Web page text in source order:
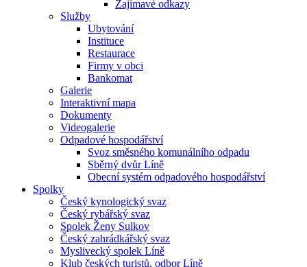
Zajímavé odkazy
Služby
Ubytování
Instituce
Restaurace
Firmy v obci
Bankomat
Galerie
Interaktivní mapa
Dokumenty
Videogalerie
Odpadové hospodářství
Svoz směsného komunálního odpadu
Sběrný dvůr Líně
Obecní systém odpadového hospodářství
Spolky
Český kynologický svaz
Český rybářský svaz
Spolek Ženy Sulkov
Český zahrádkářský svaz
Myslivecký spolek Líně
Klub českých turistů, odbor Líně